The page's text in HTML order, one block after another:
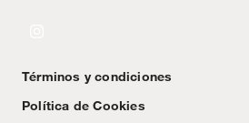
Textos Legales
Términos y condiciones
Política de Cookies